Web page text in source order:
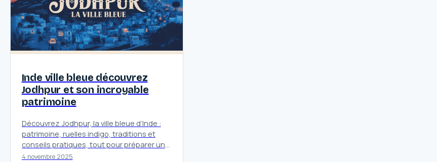
Inde ville bleue découvrez
Jodhpur et son incroyable
patrimoine
4 novembre 2025
Découvrez Jodhpur, la ville bleue d’Inde :
patrimoine, ruelles indigo, traditions et
conseils pratiques, tout pour préparer une
visite inoubliable au Rajasthan.